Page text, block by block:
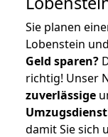
Sie planen
Lobenstein
Geld sparen?
richtig! Unser
zuverlässige
damit Sie sich